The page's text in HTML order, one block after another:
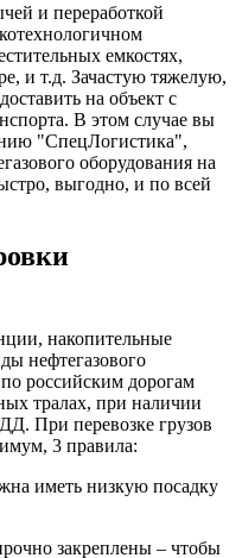
и переработкой
емкостях,
и т.д. Зачастую тяжелую,
на объект с
В этом случае вы
"СпецЛогистика",
оборудования на
выгодно, и по всей
накопительные
нефтегазового
российским дорогам
тралах, при наличии
При перевозке грузов
3 правила:
иметь низкую посадку
закреплены – чтобы